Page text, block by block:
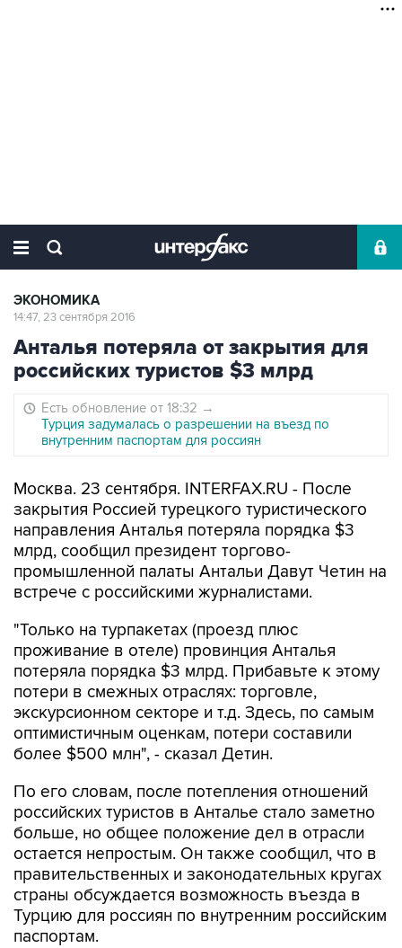
ЭКОНОМИКА
14:47, 23 сентября 2016
Анталья потеряла от закрытия для
российских туристов $3 млрд
Есть обновление от 18:32 →
Турция задумалась о разрешении на въезд по
внутренним паспортам для россиян
Москва. 23 сентября. INTERFAX.RU - После
закрытия Россией турецкого туристического
направления Анталья потеряла порядка $3
млрд, сообщил президент торгово-
промышленной палаты Антальи Давут Четин на
встрече с российскими журналистами.
"Только на турпакетах (проезд плюс
проживание в отеле) провинция Анталья
потеряла порядка $3 млрд. Прибавьте к этому
потери в смежных отраслях: торговле,
экскурсионном секторе и т.д. Здесь, по самым
оптимистичным оценкам, потери составили
более $500 млн", - сказал Детин.
По его словам, после потепления отношений
российских туристов в Анталье стало заметно
больше, но общее положение дел в отрасли
остается непростым. Он также сообщил, что в
правительственных и законодательных кругах
страны обсуждается возможность въезда в
Турцию для россиян по внутренним российским
паспортам.